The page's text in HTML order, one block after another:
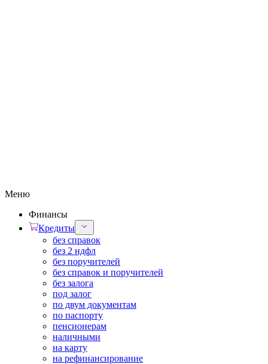
Меню
Финансы
Кредиты
без справок
без 2 ндфл
без поручителей
без справок и поручителей
без залога
под залог
по двум документам
по паспорту
пенсионерам
наличными
на карту
на рефинансирование